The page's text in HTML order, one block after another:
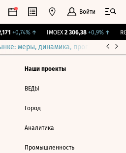
Войти
+0,74%↑ IMOEX 2 306,38 +0,9%↑
меры, динамика, прогнозы
Наши проекты
ВЕДЫ
Город
Аналитика
Промышленность